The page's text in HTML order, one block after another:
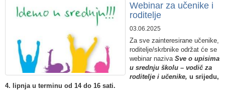
​Webinar za učenike i
roditelje
03.06.2025
Za sve zainteresirane učenike,
roditelje/skrbnike održat će se
webinar naziva Sve o upisima
u srednju školu – vodič za
roditelje i učenike, u srijedu,
4. lipnja u terminu od 14 do 16 sati.